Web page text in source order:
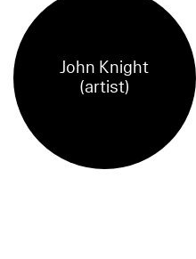
John Knight
(artist)